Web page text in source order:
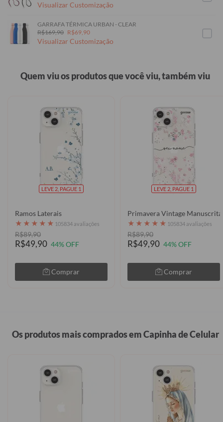
Visualizar Customização
GARRAFA TÉRMICA URBAN - CLEAR
R$169,90 R$69,90
Visualizar Customização
Quem viu os produtos que você viu, também viu
LEVE 2, PAGUE 1
Ramos Laterais
★ ★ ★ ★ ★ 105834 avaliações
R$89,90
R$49,90 44% OFF
Comprar
LEVE 2, PAGUE 1
Primavera Vintage Manuscrita
★ ★ ★ ★ ★ 105834 avaliações
R$89,90
R$49,90 44% OFF
Comprar
Os produtos mais comprados em Capinha de Celular